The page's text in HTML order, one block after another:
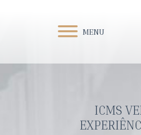
MENU
ICMS